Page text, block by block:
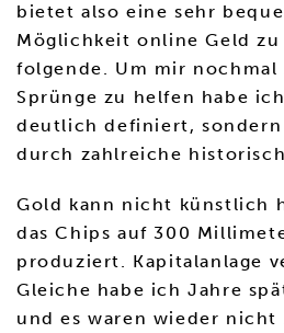
bietet also eine sehr
Möglichkeit online Geld
folgende. Um mir nochmal
Sprünge zu helfen habe
deutlich definiert,
durch zahlreiche
Gold kann nicht künstlich
das Chips auf 300
produziert. Kapitalanlage
Gleiche habe ich Jahre
und es waren wieder nicht